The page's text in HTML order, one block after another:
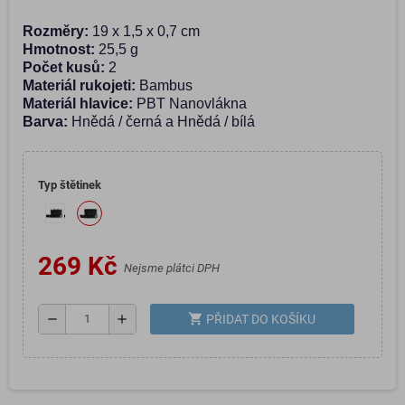
Rozměry: 19 x 1,5 x 0,7 cm
Hmotnost: 25,5 g
Počet kusů: 2
Materiál rukojeti: Bambus
Materiál hlavice: PBT Nanovlákna
Barva: Hnědá / černá a Hnědá / bílá
Typ štětinek
269 Kč Nejsme plátci DPH
remove add shopping_cart PŘIDAT DO KOŠÍKU